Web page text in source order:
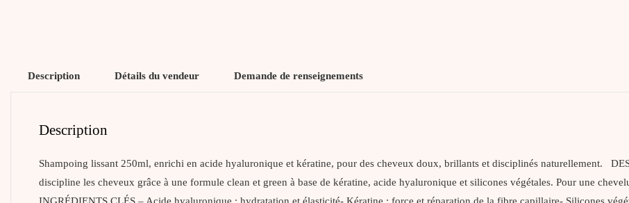
Description Détails du vendeur Demande de renseignements
Description
Shampoing lissant 250ml, enrichi en acide hyaluronique et kératine, pour des cheveux doux, brillants et disciplinés naturellement.
discipline les cheveux grâce à une formule clean et green à base de kératine, acide hyaluronique et silicones végétales. Pour une